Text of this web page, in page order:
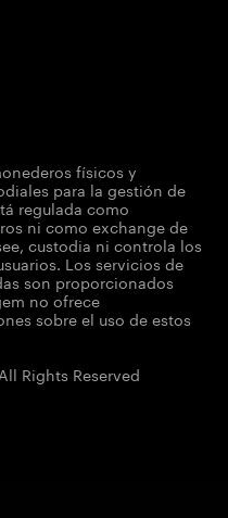
físicos y
para la gestión de
regulada como
ni como exchange de
custodia ni controla los
Los servicios de
son proporcionados
no ofrece
sobre el uso de estos